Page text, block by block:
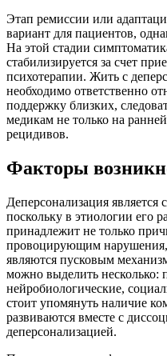
Этап ремиссии или
вариант для пациентов,
На этой стадии
стабилизируется за счет
психотерапии. Жить с
необходимо ответственно
поддержку близких,
медикам не только на
рецидивов.
Факторы
Деперсонализация
поскольку в этиологии его
принадлежит не только
провоцирующим
являются пусковым
можно выделить несколько:
нейробиологические,
стоит упомянуть наличие
развиваются вместе с
деперсонализацией.